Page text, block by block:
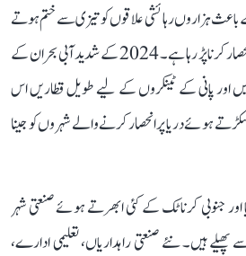
ہزاروں رہائشی علاقوں کو تیزی سے ختم ہوتے
زیرزمین پانی اور نجی ٹینکر مافیا پر انحصار کرنا پڑ رہا ہے۔ 2024 کے شدید آبی بحران کے
اور پانی کے ٹینکروں کے لیے طویل قطاریں اس
ہوئے دریا پر انحصار کرنے والے شہروں کو جینا
اور جنوبی کرناٹک کے کئی ابھرتے ہوئے صنعتی شہر
ہیں۔ نئے صنعتی راہداریاں، تعلیمی ادارے،